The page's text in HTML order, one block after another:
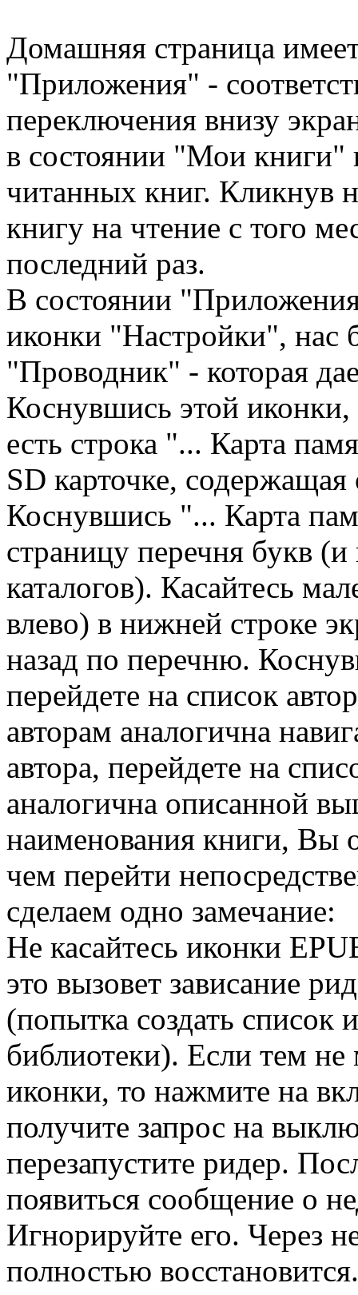
Домашняя страница
"Приложения" -
переключения внизу
в состоянии "Мои книги"
читанных книг. Кликнув
книгу на чтение с того
последний раз.
В состоянии
иконки "Настройки", нас
"Проводник" - которая
Коснувшись этой
есть строка "... Карта
SD карточке,
Коснувшись "... Карта
страницу перечня букв
каталогов). Касайтесь
влево) в нижней строке
назад по перечню.
перейдете на список
авторам аналогична
автора, перейдете на
аналогична описанной
наименования книги, Вы
чем перейти
сделаем одно замечание:
Не касайтесь иконки
это вызовет зависание
(попытка создать список
библиотеки). Если тем не
иконки, то нажмите на
получите запрос на
перезапустите ридер.
появиться сообщение о
Игнорируйте его. Через
полностью восстановится.